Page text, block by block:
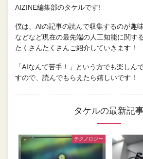
AIZINE編集部のタケルです!
僕は、AIの記事の読んで収集するのが趣
などなど現在の最先端の人工知能に関す
たくさんたくさんご紹介していきます！
「AIなんて苦手！」という方でも楽しん
すので、読んでもらえたら嬉しいです！
タケルの最新記
テクノロジー